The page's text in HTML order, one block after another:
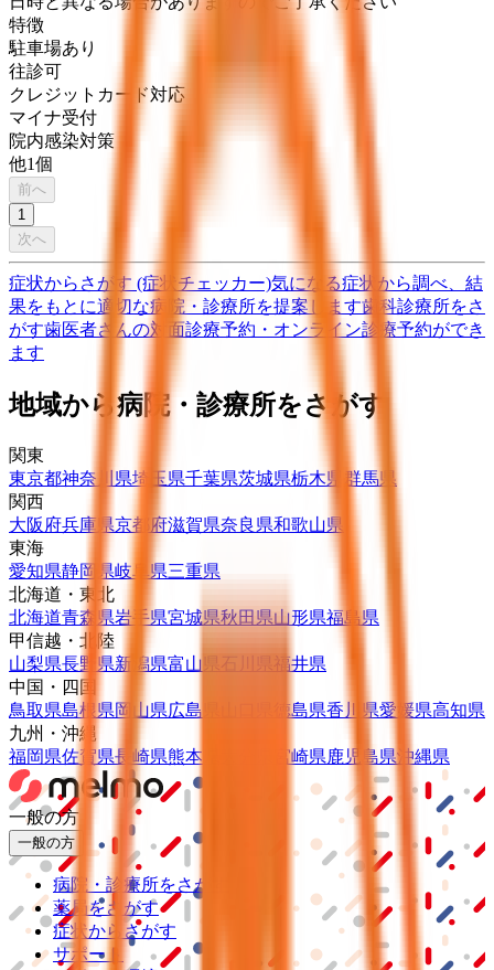
特徴
駐車場あり
往診可
クレジットカード対応
マイナ受付
院内感染対策
他1個
前へ
1
次へ
症状からさがす (症状チェッカー)気になる症状から調べ、結
果をもとに適切な病院・診療所を提案します歯科診療所をさ
がす歯医者さんの対面診療予約・オンライン診療予約ができ
ます
地域から病院・診療所をさがす
関東
東京都神奈川県埼玉県千葉県茨城県栃木県
群馬県
関西
大阪府兵庫県京都府滋賀県奈良県和歌山県
東海
愛知県静岡県岐阜県三重県
北海道・東北
北海道青森県岩手県宮城県秋田県山形県福島県
甲信越・北陸
山梨県長野県新潟県富山県 石川県
福井県
中国・四国
鳥取県島根県岡山県広島県 徳島県香川県愛媛県高知県
九州・沖縄
福岡県佐賀県長崎県熊本県 宮崎県鹿児島県沖縄県
一般の方
一般の方
病院・診療所をさがす
薬局をさがす
症状からさがす
サポート